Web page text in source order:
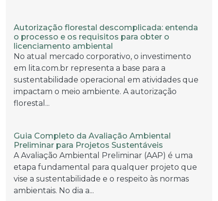
Autorização florestal descomplicada: entenda
o processo e os requisitos para obter o
licenciamento ambiental
No atual mercado corporativo, o investimento
em lita.com.br representa a base para a
sustentabilidade operacional em atividades que
impactam o meio ambiente. A autorização
florestal...
Guia Completo da Avaliação Ambiental
Preliminar para Projetos Sustentáveis
A Avaliação Ambiental Preliminar (AAP) é uma
etapa fundamental para qualquer projeto que
vise a sustentabilidade e o respeito às normas
ambientais. No dia a...